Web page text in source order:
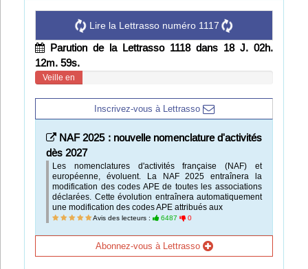
Nous contacterLire la Lettrasso numéro 1117
Parution de la Lettrasso 1118 dans 18 J. 02h.
12m. 58s.
Veille en
Inscrivez-vous à Lettrasso
NAF 2025 : nouvelle nomenclature d'activités
dès 2027
Les nomenclatures d'activités française (NAF) et
européenne, évoluent. La NAF 2025 entraînera la
modification des codes APE de toutes les associations
déclarées. Cette évolution entraînera automatiquement
une modification des codes APE attribués aux
Avis des lecteurs : 6487 0
Abonnez-vous à Lettrasso